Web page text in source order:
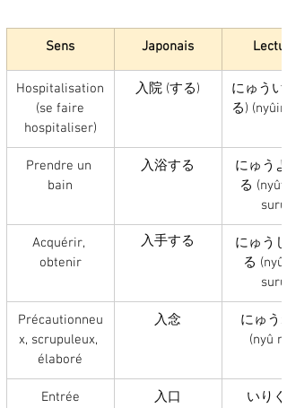
Sens Japonais
Hospitalisation
(se faire
hospitaliser)
入院 (する)
にゅうい
る) (nyûin
Prendre un
bain
入浴する
にゅうよ
る
suru)
Acquérir,
obtenir
入手する
にゅうし
る
suru)
Précautionneu
x, scrupuleux,
élaboré
入念
にゅう
(nyû
Entrée 入口
いりぐ